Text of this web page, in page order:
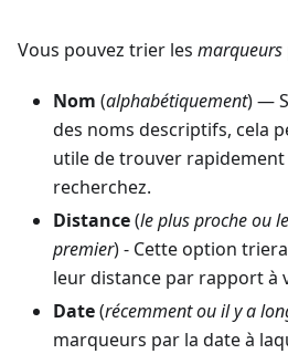
Vous pouvez trier les marqueurs
Nom (alphabétiquement) —
des noms descriptifs, cela
utile de trouver
recherchez.
Distance(le plus proche ou
premier) - Cette option
leur distance par rapport à
Date(récemment ou il y a
marqueurs par la date à